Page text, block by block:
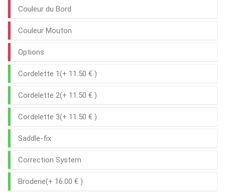
Couleur du Bord
Couleur Mouton
Options
Cordelette 1(+ 11.50 € )
Cordelette 2(+ 11.50 € )
Cordelette 3(+ 11.50 € )
Saddle-fix
Correction System
Broderie(+ 16.00 € )